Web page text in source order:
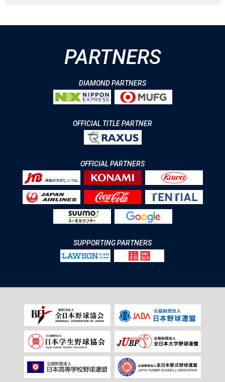
PARTNERS
DIAMOND PARTNERS
OFFICIAL TITLE PARTNER
OFFICIAL PARTNERS
SUPPORTING PARTNERS